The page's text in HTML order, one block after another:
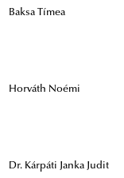
Baksa Tímea
Horváth Noémi
Dr. Kárpáti Janka Judit